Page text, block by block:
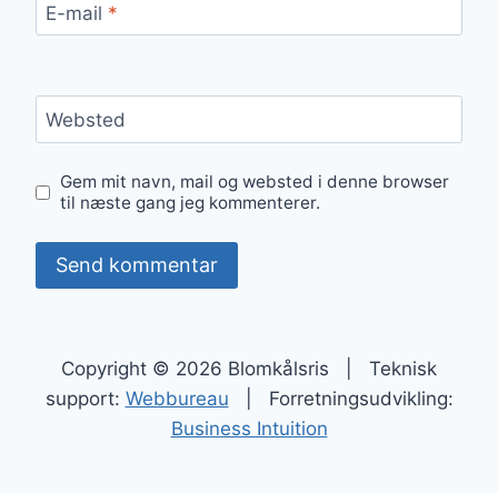
E-mail *
Websted
Gem mit navn, mail og websted i denne browser
til næste gang jeg kommenterer.
Copyright © 2026 Blomkålsris | Teknisk
support: Webbureau | Forretningsudvikling:
Business Intuition